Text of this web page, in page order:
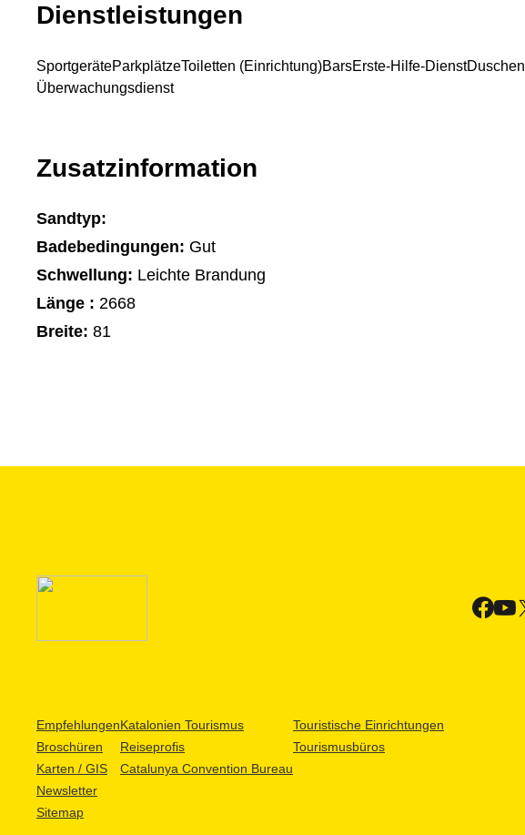
Dienstleistungen
SportgeräteParkplätzeToiletten (Einrichtung)BarsErste-Hilfe-DienstDuschen
Überwachungsdienst
Zusatzinformation
Sandtyp:
Badebedingungen: Gut
Schwellung: Leichte Brandung
Länge : 2668
Breite: 81
Empfehlungen
Broschüren
Karten / GIS
Newsletter
Sitemap
Katalonien Tourismus
Reiseprofis
Catalunya Convention Bureau
Touristische Einrichtungen
Tourismusbüros